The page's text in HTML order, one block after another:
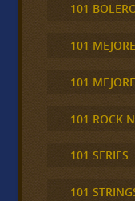
101
101
101
101 ROCK
101 SERIES
101